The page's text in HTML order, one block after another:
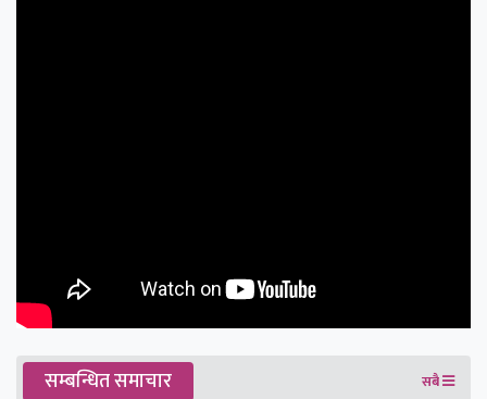
सम्बन्धित समाचार सबै